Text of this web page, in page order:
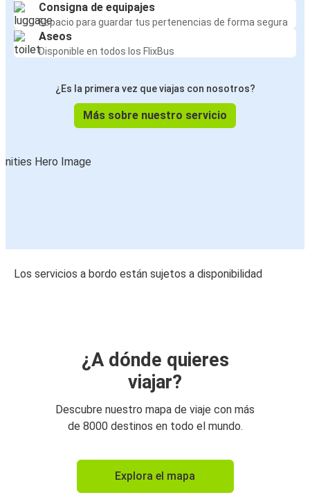
Consigna de equipajes
Espacio para guardar tus pertenencias de forma segura
Aseos
Disponible en todos los FlixBus
¿Es la primera vez que viajas con nosotros?
Más sobre nuestro servicio
Los servicios a bordo están sujetos a disponibilidad
¿A dónde quieres
viajar?
Descubre nuestro mapa de viaje con más
de 8000 destinos en todo el mundo.
Explora el mapa